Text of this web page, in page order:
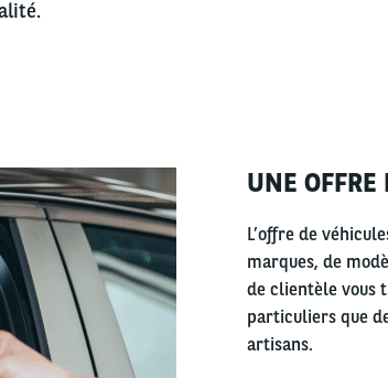
Right
UNE OFFRE
L’offre de
marques, de
de clientèle vous
particuliers que
artisans.